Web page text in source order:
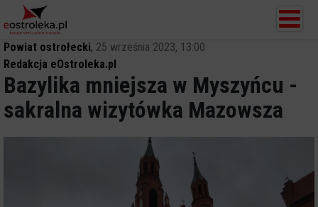
Powiat ostrołecki, 25 września 2023, 13:00
Redakcja eOstroleka.pl
Bazylika mniejsza w Myszyńcu -
sakralna wizytówka Mazowsza